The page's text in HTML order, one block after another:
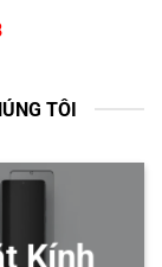
TÔI
Kính